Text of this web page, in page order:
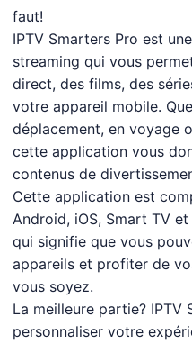
faut!
IPTV Smarters Pro est
streaming qui vous
direct, des films, des
votre appareil mobile.
déplacement, en voyage
cette application vous
contenus de
Cette application est
Android, iOS, Smart TV
qui signifie que vous
appareils et profiter de
vous soyez.
La meilleure partie? IPTV
personnaliser votre